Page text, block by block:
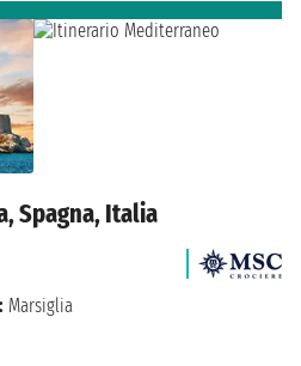
Spagna, Italia
Marsiglia